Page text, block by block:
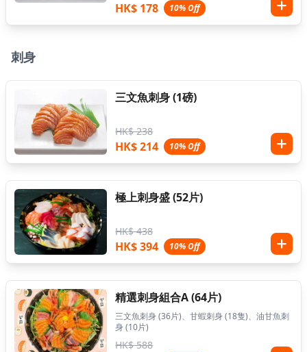
HK$ 178 10% Off
刺身
三文魚刺身 (1磅)
HK$ 238
HK$ 214 10% Off
極上刺身盛 (52片)
HK$ 438
HK$ 394 10% Off
精選刺身組合A (64片)
三文魚刺身 (36片)、甘蝦刺身 (18隻)、油甘魚刺
身 (10片)
HK$ 588